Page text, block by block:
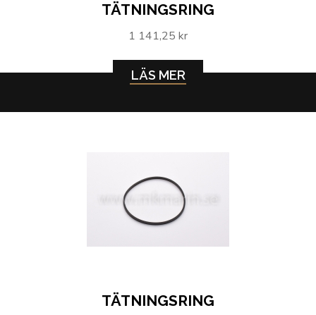
TÄTNINGSRING
1 141,25 kr
LÄS MER
TÄTNINGSRING